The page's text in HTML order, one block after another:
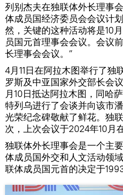
列别杰夫在独联体外长理事
体成员国经济委员会会议计
然，关键的这种活动将是10
员国元首理事会会议。会议
长理事会会议。”
4月11日在阿拉木图举行了独
罗斯及中亚国家外交部长会
月10日抵达阿拉木图，同哈
特列乌进行了会谈并向该市
光荣纪念碑敬献了鲜花。独
次，上次会议于2024年10月
独联体外长理事会是一个主
体成员国外交和人文活动领
联体成员国元首的决定于